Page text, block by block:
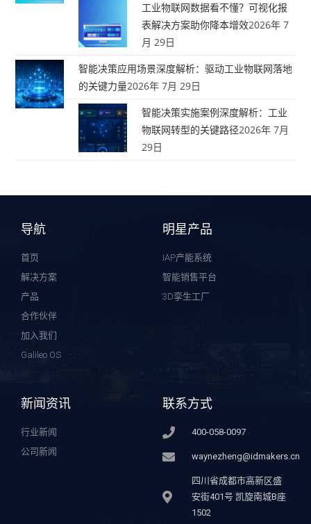
工业物联网数据看不懂？可视化报
表解决方案助你降本增效2026年 7
月 29日
智能决策应用场景深度解析：驱动工业物联网落地
的关键力量2026年 7月 29日
智能决策实施案例深度解析：工业
物联网转型的关键路径2026年 7月
29日
导航
首页
解决方案
产品
合作伙伴
加入我们
Galileo OS
明星产品
IAP产能系统
智能销售平台
3D孪生工厂
新闻资讯
行业新闻
公司新闻
联系方式
400-058-0097
waynezheng@idmakers.cn
四川省成都市高新区盛
安街401号 凯旋南城B座
1502